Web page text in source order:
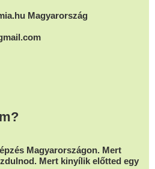
Magyarország
Magyarországon. Mert
Mert kinyílik előtted egy